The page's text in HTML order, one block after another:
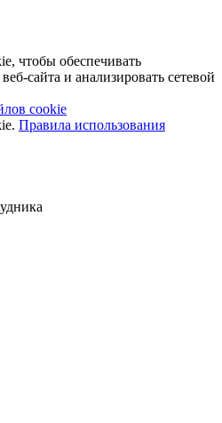
чтобы обеспечивать
сайта и анализировать сетевой
cookie
Правила использования